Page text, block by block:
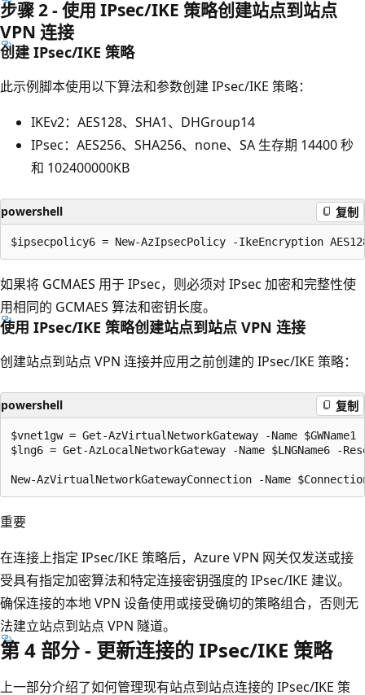
步骤 2 - 使用 IPsec/IKE 策略创建站点到站点
VPN 连接
创建 IPsec/IKE 策略
此示例脚本使用以下算法和参数创建 IPsec/IKE 策略：
IKEv2：AES128、SHA1、DHGroup14
IPsec：AES256、SHA256、none、SA 生存期 14400 秒
和 102400000KB
powershell 复制
如果将 GCMAES 用于 IPsec，则必须对 IPsec 加密和完整性使
用相同的 GCMAES 算法和密钥长度。
使用 IPsec/IKE 策略创建站点到站点 VPN 连接
创建站点到站点 VPN 连接并应用之前创建的 IPsec/IKE 策略：
powershell 复制
$vnet1gw = Get-AzVirtualNetworkGateway -Name $GWName1 -
$lng6 = Get-AzLocalNetworkGateway -Name $LNGName6 -
重要
在连接上指定 IPsec/IKE 策略后，Azure VPN 网关仅发送或接
受具有指定加密算法和特定连接密钥强度的 IPsec/IKE 建议。
确保连接的本地 VPN 设备使用或接受确切的策略组合，否则无
法建立站点到站点 VPN 隧道。
第 4 部分 - 更新连接的 IPsec/IKE 策略
上一部分介绍了如何管理现有站点到站点连接的 IPsec/IKE 策